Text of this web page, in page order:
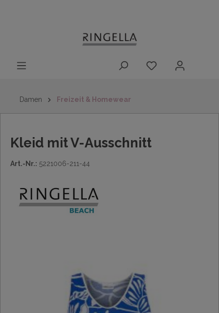
Damen Freizeit & Homewear
Kleid mit V-Ausschnitt
Art.-Nr.: 5221006-211-44